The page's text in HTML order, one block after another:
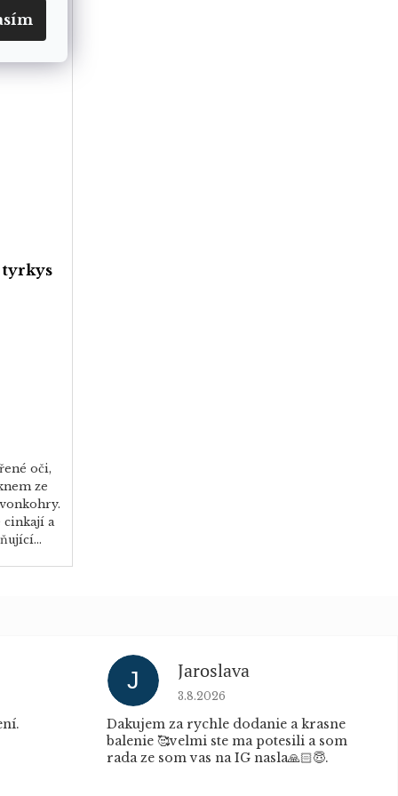
tyrkys
oči,
ze
cinkají a
je 5 z 5 hvězdiček.
J Jaroslava
Hodnocení obchodu je 5 z 5
3.8.2026
Dakujem za rychle dodanie a krasne
balenie 🥰velmi ste ma potesili a som
rada ze som vas na IG nasla🙏🏻😇.